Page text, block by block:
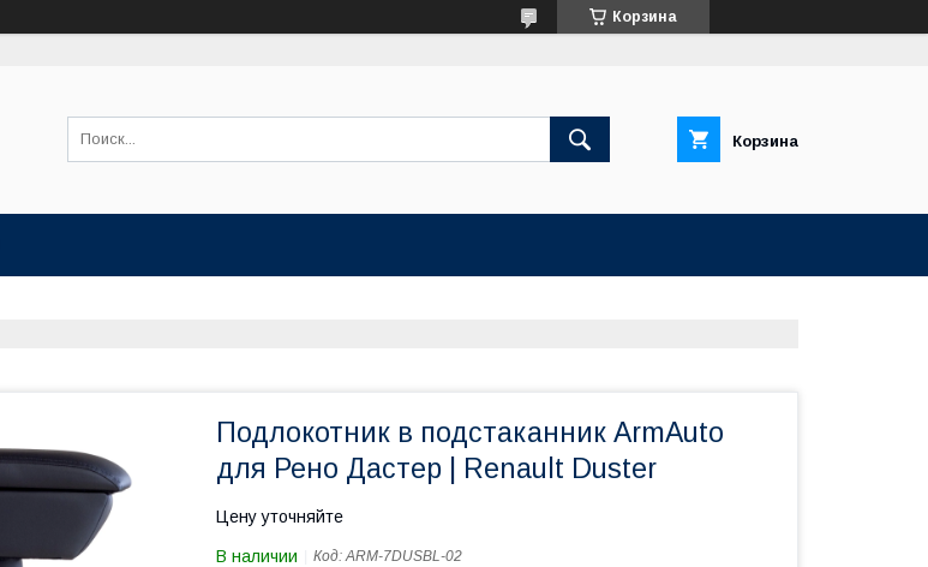
Корзина
Корзина
Подлокотник в подстаканник ArmAuto
для Рено Дастер | Renault Duster
Цену уточняйте
В наличии Код:ARM-7DUSBL-02